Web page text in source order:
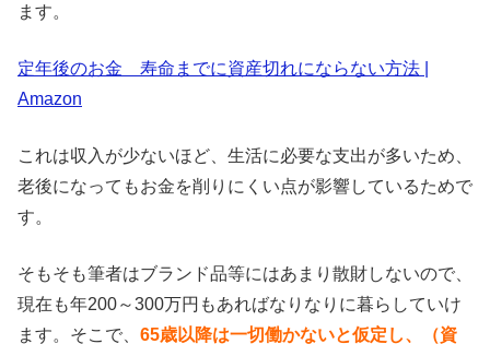
ます。
定年後のお金 寿命までに資産切れにならない方法 |
Amazon
これは収入が少ないほど、生活に必要な支出が多いため、
老後になってもお金を削りにくい点が影響しているためで
す。
そもそも筆者はブランド品等にはあまり散財しないので、
現在も年200～300万円もあればなりなりに暮らしていけ
ます。そこで、 65歳以降は一切働かないと仮定し、（資